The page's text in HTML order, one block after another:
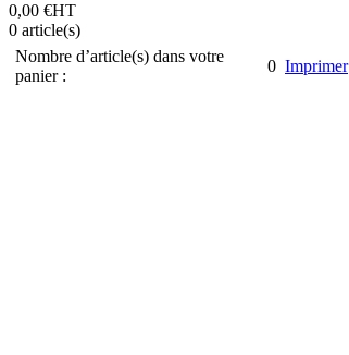
0,00 €HT
0 article(s)
Nombre d’article(s) dans votre
panier :
0 Imprimer